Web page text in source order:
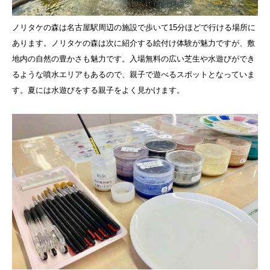
ノリタケの森は名古屋駅周辺の施設で歩いて15分ほどで行ける場所に
あります。ノリタケの森は次に紹介する絵付け体験が魅力ですが、敷
地内の自然の豊かさも魅力です。入場無料の広い芝生や水遊びができ
るような噴水エリアもあるので、親子で遊べるスポットとなっていま
す。夏には水遊びをする親子をよく見かけます。